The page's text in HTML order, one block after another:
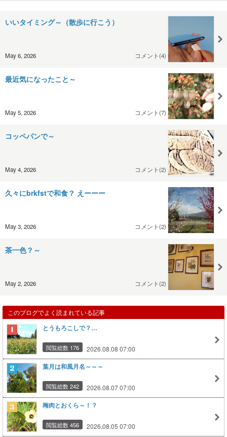
いいタイミング～（散歩に行こう）
May 6, 2026 コメント(4)
最近気になったこと～
May 5, 2026 コメント(7)
コッペパンで～
May 4, 2026 コメント(2)
久々にbrkfstで和食？ えーーー
May 3, 2026 コメント(2)
茶一色？～
May 2, 2026 コメント(2)
このブログでよく読まれている記事
とうもろこしで？…
閲覧総数 176 2026.08.08 07:00
葉月は和風月名～～～
閲覧総数 242 2026.08.07 07:00
梅肉とおくら～！？
閲覧総数 456 2026.08.05 07:00